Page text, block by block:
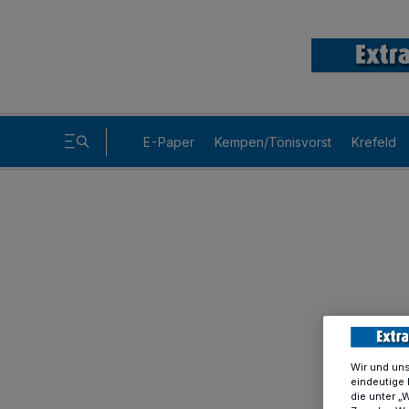
E-Paper Kempen/Tönisvorst Krefeld
Wir und
eindeutige
die unter